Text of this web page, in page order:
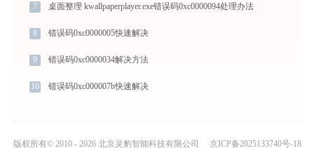
7 桌面整理 kwallpaperplayer.exe错误码0xc0000094处理办法
8 错误码0xc0000005快速解决
9 错误码0xc0000034解决方法
10 错误码0xc000007b快速解决
版权所有© 2010 - 2026 北京灵豹智能科技有限公司 京ICP备2025133740号-18